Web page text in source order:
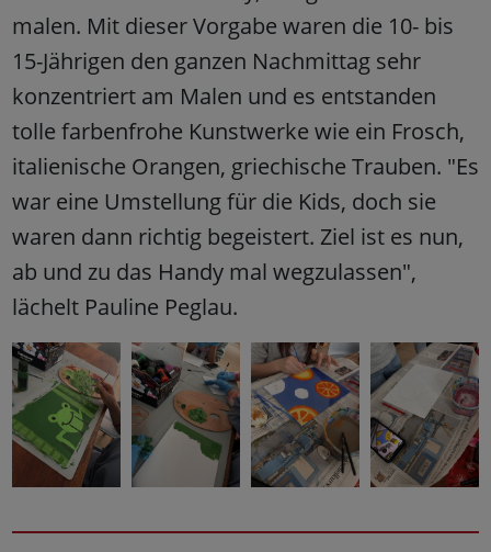
malen. Mit dieser Vorgabe waren die 10- bis
15-Jährigen den ganzen Nachmittag sehr
konzentriert am Malen und es entstanden
tolle farbenfrohe Kunstwerke wie ein Frosch,
italienische Orangen, griechische Trauben. "Es
war eine Umstellung für die Kids, doch sie
waren dann richtig begeistert. Ziel ist es nun,
ab und zu das Handy mal wegzulassen",
lächelt Pauline Peglau.